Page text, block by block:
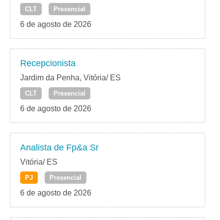
CLT Presencial
6 de agosto de 2026
Recepcionista
Jardim da Penha, Vitória/ ES
CLT Presencial
6 de agosto de 2026
Analista de Fp&a Sr
Vitória/ ES
PJ Presencial
6 de agosto de 2026